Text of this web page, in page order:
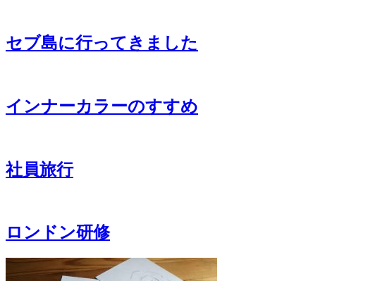
セブ島に行ってきました
インナーカラーのすすめ
社員旅行
ロンドン研修